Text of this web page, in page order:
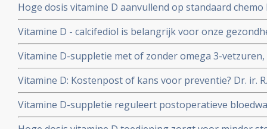
Hoge dosis vitamine D aanvullend op standaard
onbehandelde uitgezaaide darmkanker geeft klein
aanvullend normale dosis vitamine D copy 1
Vitamine D - calcifediol is belangrijk voor onze
uit nieuwe studiepublicaties.
Vitamine D-suppletie met of zonder omega 3-
immuunziekten met 22 procent, terwijl omega 3-
vitamine D het aantal auto-immuunziekten met 15
Vitamine D: Kostenpost of kans voor preventie? Dr. ir.
Zorginstituut een brief over het besluit Vitamine D niet
Vitamine D-suppletie reguleert postoperatieve
met spijsverteringskanker en verbetert sterk de